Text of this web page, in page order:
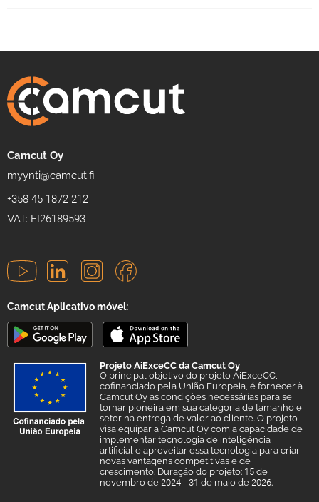
Camcut Oy
myynti@camcut.fi
+358 45 1872 212
VAT: FI26189593
Camcut Aplicativo móvel:
Projeto AiExceCC da Camcut Oy
O principal objetivo do projeto AiExceCC,
cofinanciado pela União Europeia, é fornecer à
Camcut Oy as condições necessárias para se
tornar pioneira em sua categoria de tamanho e
setor na entrega de valor ao cliente. O projeto
visa equipar a Camcut Oy com a capacidade de
implementar tecnologia de inteligência
artificial e aproveitar essa tecnologia para criar
novas vantagens competitivas e de
crescimento. Duração do projeto: 15 de
novembro de 2024 - 31 de maio de 2026.